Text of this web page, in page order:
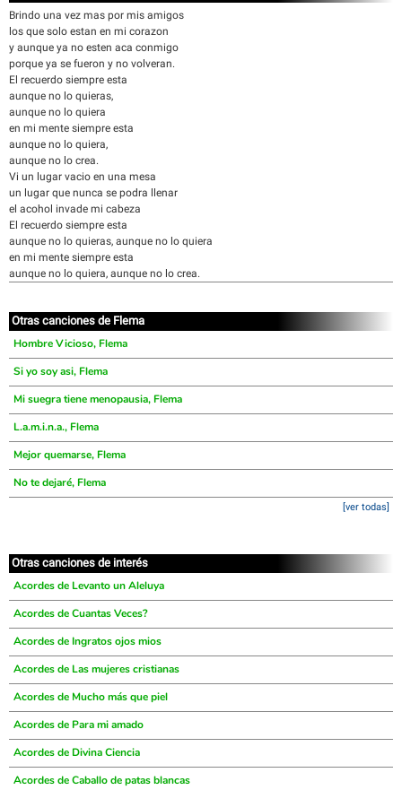
Brindo una vez mas por mis amigos
los que solo estan en mi corazon
y aunque ya no esten aca conmigo
porque ya se fueron y no volveran.
El recuerdo siempre esta
aunque no lo quieras,
aunque no lo quiera
en mi mente siempre esta
aunque no lo quiera,
aunque no lo crea.
Vi un lugar vacio en una mesa
un lugar que nunca se podra llenar
el acohol invade mi cabeza
El recuerdo siempre esta
aunque no lo quieras, aunque no lo quiera
en mi mente siempre esta
aunque no lo quiera, aunque no lo crea.
Otras canciones de Flema
Hombre Vicioso, Flema
Si yo soy asi, Flema
Mi suegra tiene menopausia, Flema
L.a.m.i.n.a., Flema
Mejor quemarse, Flema
No te dejaré, Flema
[ver todas]
Otras canciones de interés
Acordes de Levanto un Aleluya
Acordes de Cuantas Veces?
Acordes de Ingratos ojos mios
Acordes de Las mujeres cristianas
Acordes de Mucho más que piel
Acordes de Para mi amado
Acordes de Divina Ciencia
Acordes de Caballo de patas blancas